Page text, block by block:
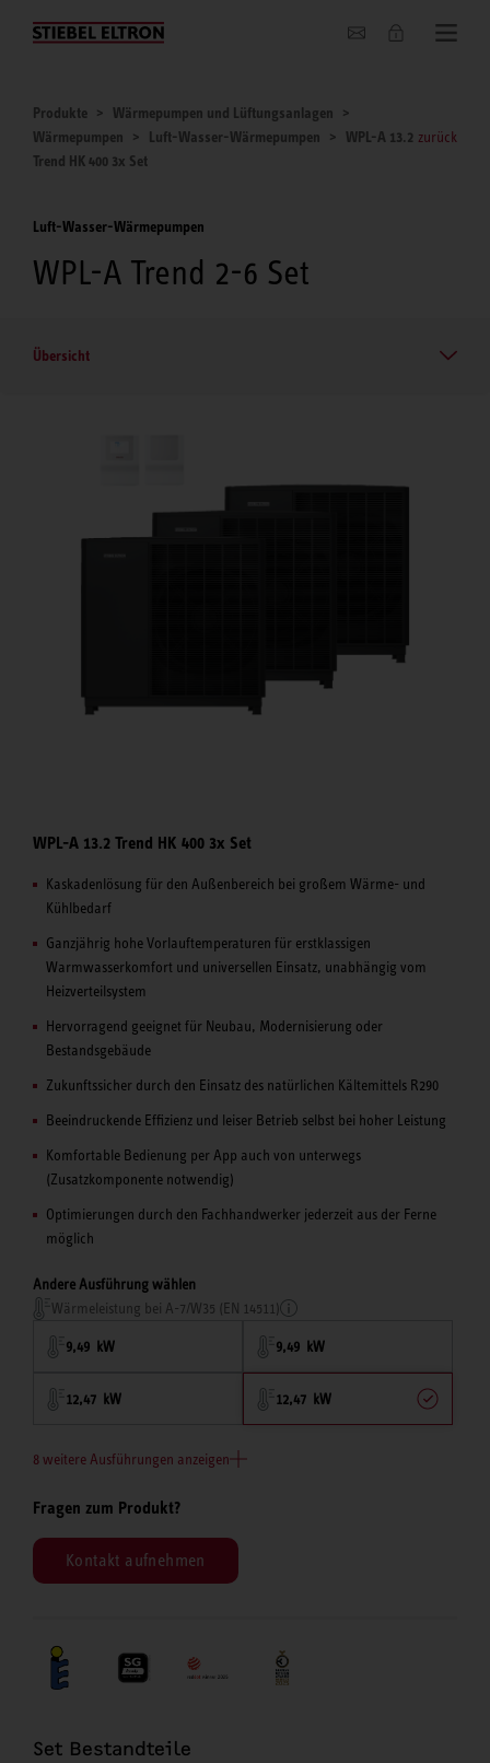
Unternehmen
Produkte
Wärmepumpen und Lüftungsanlagen
Wärmepumpen
Luft-Wasser-Wärmepumpen
WPL-A 13.2
Trend HK 400 3x Set
zurück
Luft-Wasser-Wärmepumpen
WPL-A Trend 2-6 Set
Übersicht
WPL-A 13.2 Trend HK 400 3x Set
Kaskadenlösung für den Außenbereich bei großem Wärme- und
Kühlbedarf
Ganzjährig hohe Vorlauftemperaturen für erstklassigen
Warmwasserkomfort und universellen Einsatz, unabhängig vom
Heizverteilsystem
Hervorragend geeignet für Neubau, Modernisierung oder
Bestandsgebäude
Zukunftssicher durch den Einsatz des natürlichen Kältemittels R290
Beeindruckende Effizienz und leiser Betrieb selbst bei hoher Leistung
Komfortable Bedienung per App auch von unterwegs
(Zusatzkomponente notwendig)
Optimierungen durch den Fachhandwerker jederzeit aus der Ferne
möglich
Andere Ausführung wählen
Wärmeleistung bei A-7/W35 (EN 14511)
9,49 kW 9,49 kW
12,47 kW 12,47 kW
8 weitere Ausführungen anzeigen
Fragen zum Produkt?
Kontakt aufnehmen
Set Bestandteile